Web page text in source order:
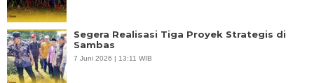
Segera Realisasi Tiga Proyek Strategis di
Sambas
7 Juni 2026 | 13:11 WIB